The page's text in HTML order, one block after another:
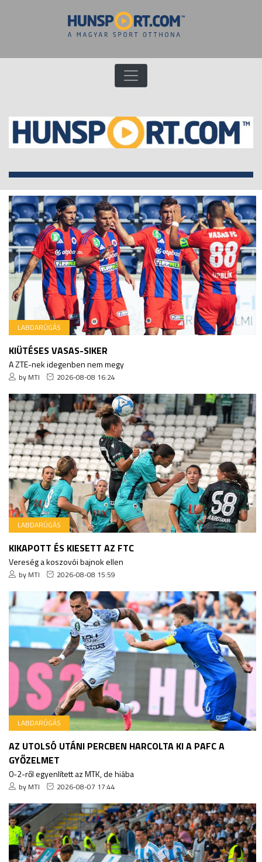
LABDARÚGÁS
KIÜTÉSES VASAS-SIKER
A ZTE-nek idegenben nem megy
by MTI 2026-08-08 16:24
LABDARÚGÁS
KIKAPOTT ÉS KIESETT AZ FTC
Vereség a koszovói bajnok ellen
by MTI 2026-08-08 15:59
LABDARÚGÁS
AZ UTOLSÓ UTÁNI PERCBEN HARCOLTA KI A PAFC A
GYŐZELMET
0-2-ről egyenlített az MTK, de hiába
by MTI 2026-08-07 17:44